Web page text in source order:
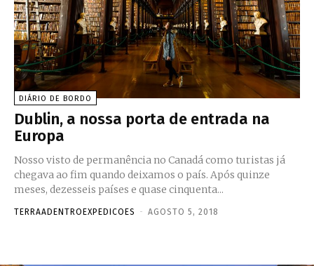
DIÁRIO DE BORDO
Dublin, a nossa porta de entrada na
Europa
Nosso visto de permanência no Canadá como turistas já
chegava ao fim quando deixamos o país. Após quinze
meses, dezesseis países e quase cinquenta...
TERRAADENTROEXPEDICOES - AGOSTO 5, 2018